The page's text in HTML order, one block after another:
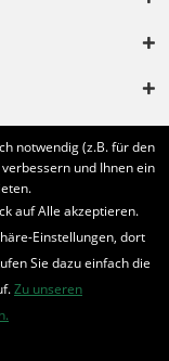
Otto
notwendig (z.B. für den
und Ihnen ein
auf Alle akzeptieren.
Einstellungen, dort
Sie dazu einfach die
Zu unseren